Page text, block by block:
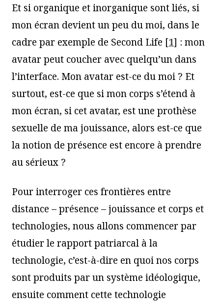
Et si organique et inorganique sont liés, si
mon écran devient un peu du moi, dans le
cadre par exemple de Second Life [1] : mon
avatar peut coucher avec quelqu’un dans
l’interface. Mon avatar est-ce du moi ? Et
surtout, est-ce que si mon corps s’étend à
mon écran, si cet avatar, est une prothèse
sexuelle de ma jouissance, alors est-ce que
la notion de présence est encore à prendre
au sérieux ?
Pour interroger ces frontières entre
distance – présence – jouissance et corps et
technologies, nous allons commencer par
étudier le rapport patriarcal à la
technologie, c’est-à-dire en quoi nos corps
sont produits par un système idéologique,
ensuite comment cette technologie